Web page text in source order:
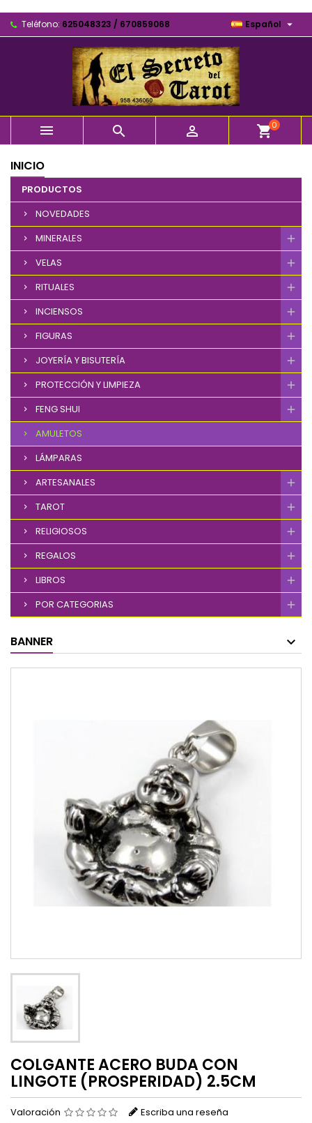
Teléfono: 625048323 / 670859068 Español 
   shopping_cart0
INICIO
PRODUCTOS
NOVEDADES
MINERALES
VELAS
RITUALES
INCIENSOS
FIGURAS
JOYERÍA Y BISUTERÍA
PROTECCIÓN Y LIMPIEZA
FENG SHUI
AMULETOS
LÁMPARAS
ARTESANALES
TAROT
RELIGIOSOS
REGALOS
LIBROS
POR CATEGORIAS
BANNER
COLGANTE ACERO BUDA CON
LINGOTE (PROSPERIDAD) 2.5CM
Valoración Escriba una reseña